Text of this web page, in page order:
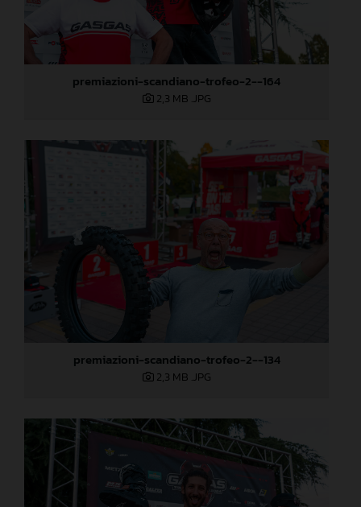
premiazioni-scandiano-trofeo-2--164
2,3 MB .JPG
premiazioni-scandiano-trofeo-2--134
2,3 MB .JPG